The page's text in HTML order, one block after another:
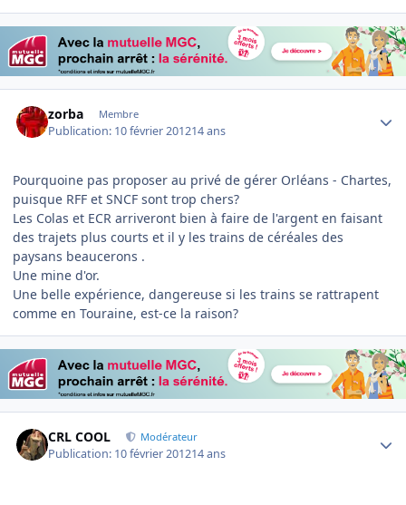
zorba Membre
Publication: 10 février 201214 ans
Pourquoine pas proposer au privé de gérer Orléans - Chartes,
puisque RFF et SNCF sont trop chers?
Les Colas et ECR arriveront bien à faire de l'argent en faisant
des trajets plus courts et il y les trains de céréales des
paysans beaucerons .
Une mine d'or.
Une belle expérience, dangereuse si les trains se rattrapent
comme en Touraine, est-ce la raison?
CRL COOL Modérateur
Publication: 10 février 201214 ans